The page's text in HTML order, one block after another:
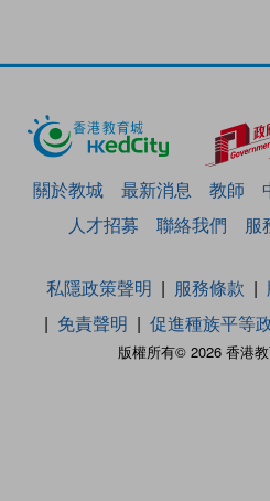
關於教城 最新消息 教師
人才招募
聯絡我們 服
版權所有© 2026 香港
私隱政策聲明 服務條款
免責聲明
促進種族平等